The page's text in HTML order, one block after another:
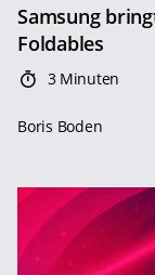
Samsung
Foldables
3 Minuten
Boris Boden